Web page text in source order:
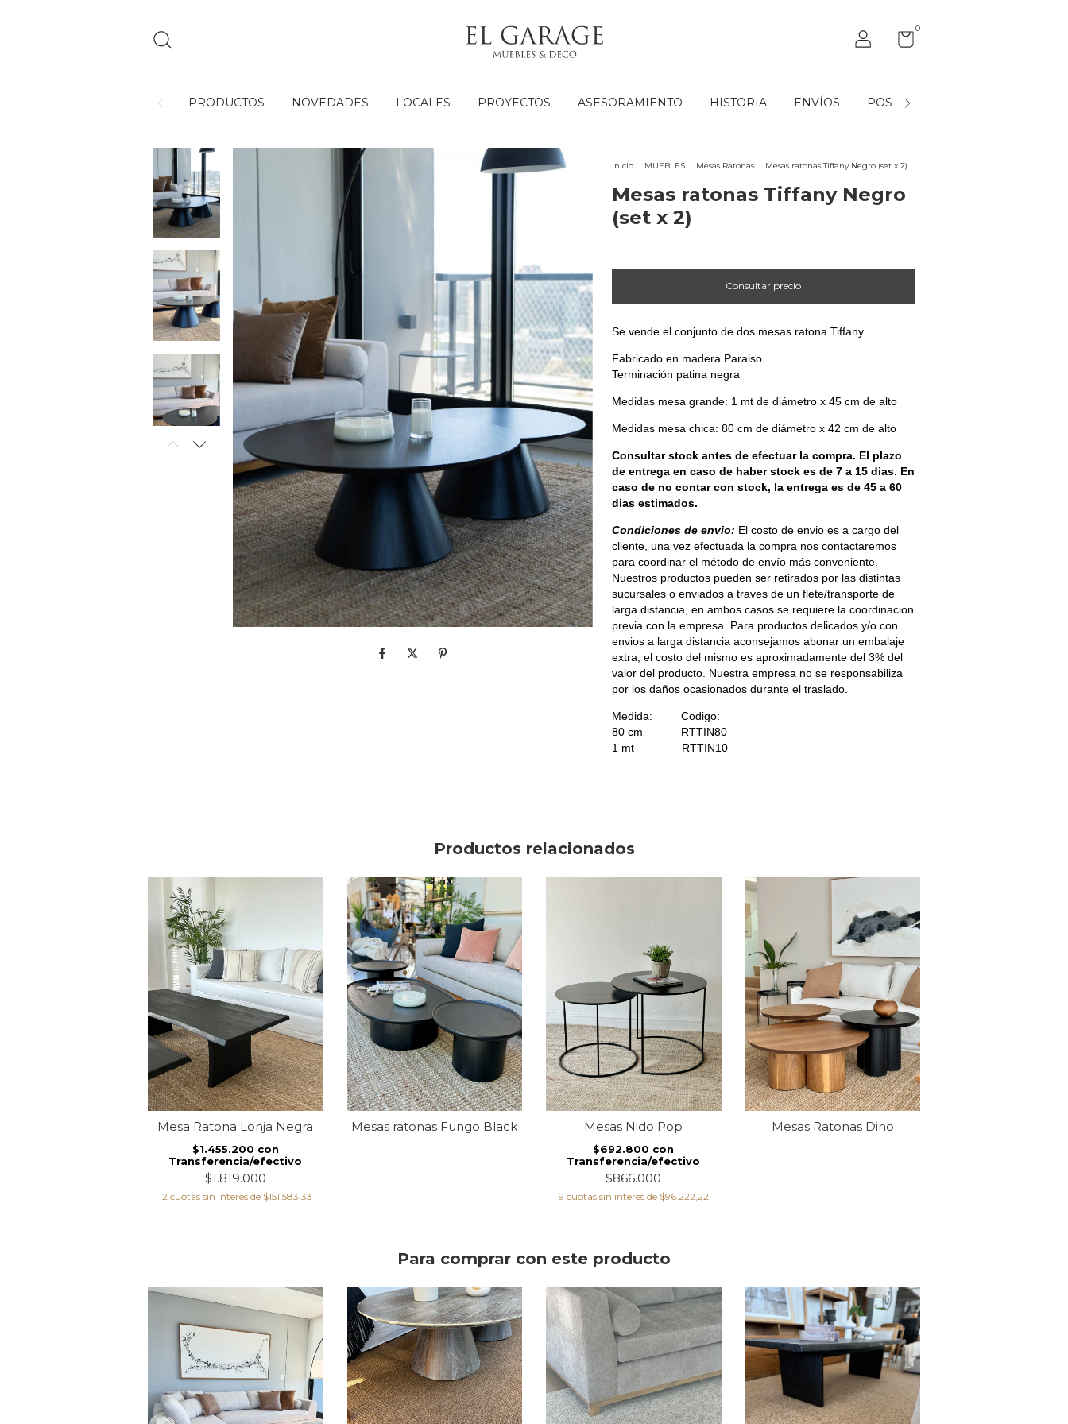
0
PRODUCTOS NOVEDADES LOCALES PROYECTOS ASESORAMIENTO HISTORIA ENVÍOS POST VENTA
Inicio . MUEBLES . Mesas Ratonas . Mesas ratonas Tiffany Negro (set x 2)
Mesas ratonas Tiffany Negro
(set x 2)
Se vende el conjunto de dos mesas ratona Tiffany.
Fabricado en madera Paraiso
Terminación patina negra
Medidas mesa grande: 1 mt de diámetro x 45 cm de alto
Medidas mesa chica: 80 cm de diámetro x 42 cm de alto
Consultar stock antes de efectuar la compra. El plazo
de entrega en caso de haber stock es de 7 a 15 dias. En
caso de no contar con stock, la entrega es de 45 a 60
dias estimados.
Condiciones de envio: El costo de envio es a cargo del
cliente, una vez efectuada la compra nos contactaremos
para coordinar el método de envío más conveniente.
Nuestros productos pueden ser retirados por las distintas
sucursales o enviados a traves de un flete/transporte de
larga distancia, en ambos casos se requiere la coordinacion
previa con la empresa. Para productos delicados y/o con
envios a larga distancia aconsejamos abonar un embalaje
extra, el costo del mismo es aproximadamente del 3% del
valor del producto. Nuestra empresa no se responsabiliza
por los daños ocasionados durante el traslado.
Medida: Codigo:
80 cm RTTIN80
1 mt RTTIN10
Productos relacionados
Mesa Ratona Lonja Negra
$1.819.000
$1.455.200 con
Transferencia/efectivo
12 cuotas sin interés de $151.583,33
Mesas ratonas Fungo Black Mesas Nido Pop
$866.000
$692.800 con
Transferencia/efectivo
9 cuotas sin interés de $96.222,22
Mesas Ratonas Dino
Para comprar con este producto